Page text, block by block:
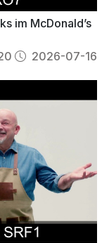
im McDonald’s
2026-07-16